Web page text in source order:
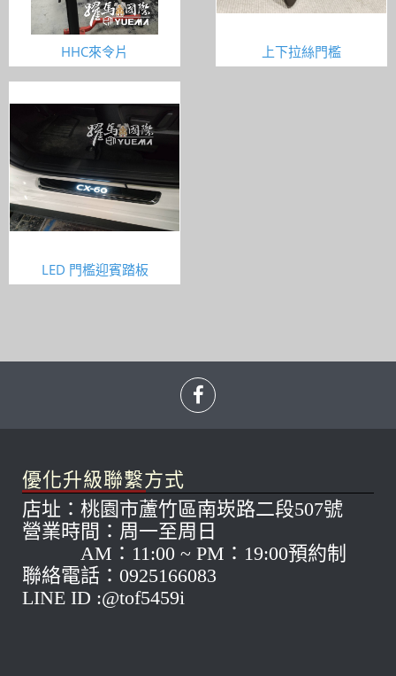
HHC來令片 上下拉絲門檻
LED 門檻迎賓踏板
優化升級聯繫方式
店址：桃園市蘆竹區南崁路二段507號
營業時間：周一至周日
AM：11:00 ~ PM：19:00預約制
聯絡電話：0925166083
LINE ID :@tof5459i